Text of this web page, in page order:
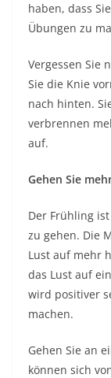
haben, dass
Übungen zu
Vergessen Sie
Sie die Knie
nach hinten.
verbrennen
auf.
Gehen Sie
Der Frühling
zu gehen. Die
Lust auf mehr
das Lust auf
wird positiver
machen.
Gehen Sie an
können sich